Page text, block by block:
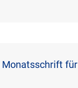
Monatsschrift für